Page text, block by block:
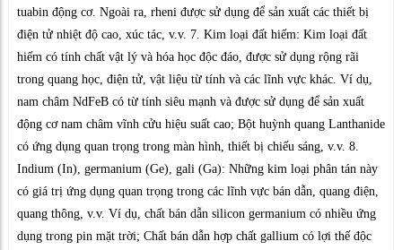
tuabin động cơ. Ngoài ra, rheni được sử dụng để sản xuất các thiết bị
điện tử nhiệt độ cao, xúc tác, v.v. 7. Kim loại đất hiếm: Kim loại đất
hiếm có tính chất vật lý và hóa học độc đáo, được sử dụng rộng rãi
trong quang học, điện tử, vật liệu từ tính và các lĩnh vực khác. Ví dụ,
nam châm NdFeB có từ tính siêu mạnh và được sử dụng để sản xuất
động cơ nam châm vĩnh cửu hiệu suất cao; Bột huỳnh quang Lanthanide
có ứng dụng quan trọng trong màn hình, thiết bị chiếu sáng, v.v. 8.
Indium (In), germanium (Ge), gali (Ga): Những kim loại phân tán này
có giá trị ứng dụng quan trọng trong các lĩnh vực bán dẫn, quang điện,
quang thông, v.v. Ví dụ, chất bán dẫn silicon germanium có nhiều ứng
dụng trong pin mặt trời; Chất bán dẫn hợp chất gallium có lợi thế độc